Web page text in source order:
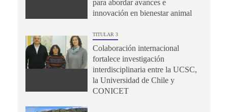
para abordar avances e
innovación en bienestar animal
TITULAR 3
Colaboración internacional
fortalece investigación
interdisciplinaria entre la UCSC,
la Universidad de Chile y
CONICET